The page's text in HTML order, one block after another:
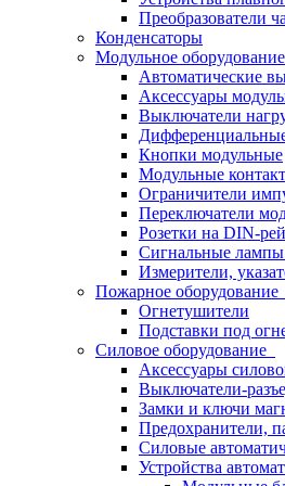
Преобразователи
Конденсаторы
Модульное оборудование
Автоматические
Аксессуары
Выключатели
Кнопки модульные
Модульные
Ограничители
Переключатели
Розетки на DIN-
Сигнальные
Измерители,
Пожарное оборудование
Огнетушители
Подставки под
Силовое оборудование
Аксессуары
Выключатели-
Замки и ключи
Предохранители,
Силовые
Устройства